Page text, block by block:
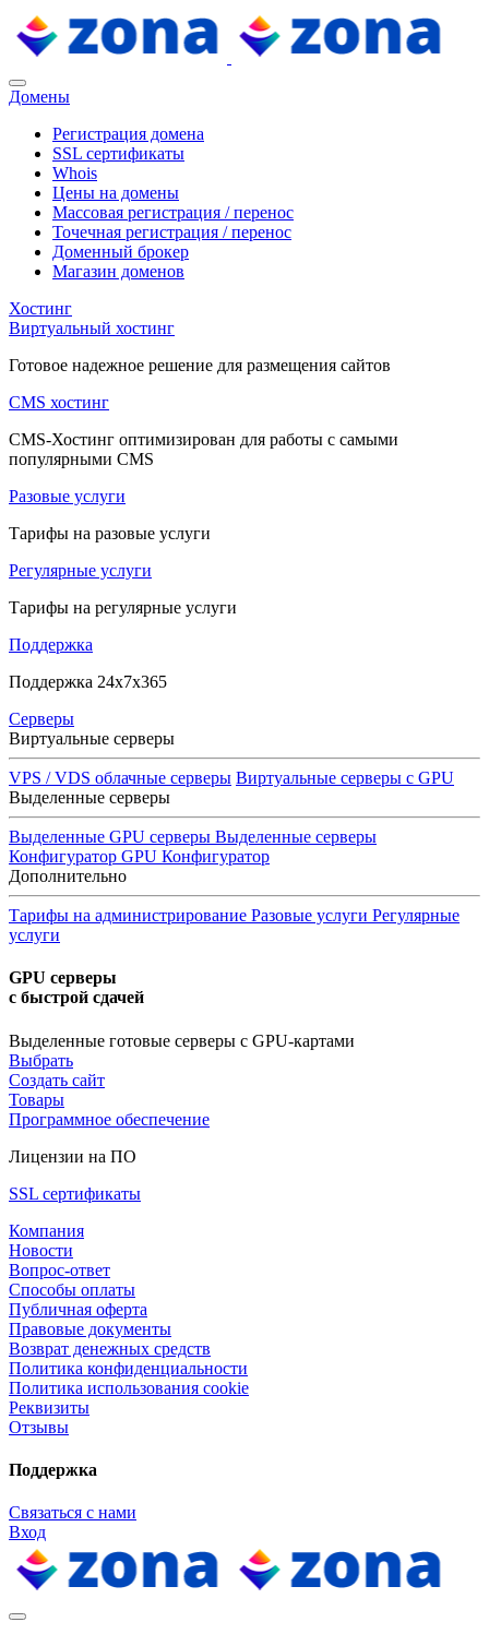
Домены
Регистрация домена
SSL сертификаты
Whois
Цены на домены
Массовая регистрация / перенос
Точечная регистрация / перенос
Доменный брокер
Магазин доменов
Хостинг
Виртуальный хостинг
Готовое надежное решение для размещения сайтов
CMS хостинг
CMS-Хостинг оптимизирован для работы с самыми
популярными CMS
Разовые услуги
Тарифы на разовые услуги
Регулярные услуги
Тарифы на регулярные услуги
Поддержка
Поддержка 24x7x365
Серверы
Виртуальные серверы
VPS / VDS облачные серверы Виртуальные серверы с GPU
Выделенные серверы
Выделенные GPU серверы Выделенные серверы
Конфигуратор GPU Конфигуратор
Дополнительно
Тарифы на администрирование Разовые услуги Регулярные
услуги
GPU серверы
с быстрой сдачей
Выделенные готовые серверы с GPU-картами
Выбрать
Создать сайт
Товары
Программное обеспечение
Лицензии на ПО
SSL сертификаты
Компания
Новости
Вопрос-ответ
Способы оплаты
Публичная оферта
Правовые документы
Возврат денежных средств
Политика конфиденциальности
Политика использования cookie
Реквизиты
Отзывы
Поддержка
Связаться с нами
Вход